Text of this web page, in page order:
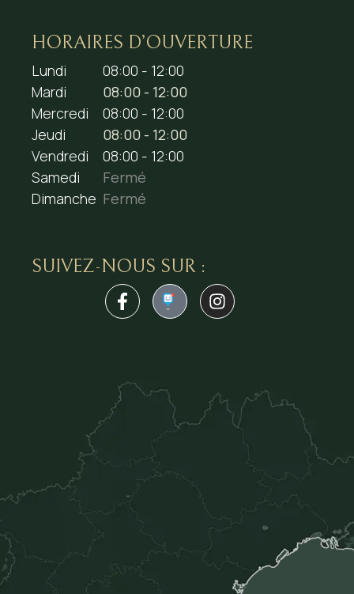
HORAIRES D’OUVERTURE
Lundi
08:00 - 12:00
Mardi
08:00 - 12:00
Mercredi
08:00 - 12:00
Jeudi
08:00 - 12:00
Vendredi
08:00 - 12:00
Samedi
Fermé
Dimanche Fermé
SUIVEZ-NOUS SUR :
1